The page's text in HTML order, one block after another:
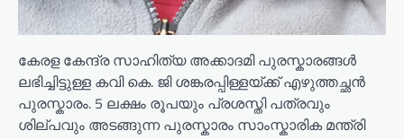
കേരള കേന്ദ്ര സാഹിത്യ അക്കാദമി പുരസ്കാരങ്ങൾ
ലഭിച്ചിട്ടുള്ള കവി കെ. ജി ശങ്കരപ്പിള്ളയ്ക്ക് എഴുത്തച്ഛൻ
പുരസ്കാരം. 5 ലക്ഷം രൂപയും പ്രശസ്തി പത്രവും
ശില്പവും അടങ്ങുന്ന പുരസ്കാരം സാംസ്കാരിക മന്ത്രി